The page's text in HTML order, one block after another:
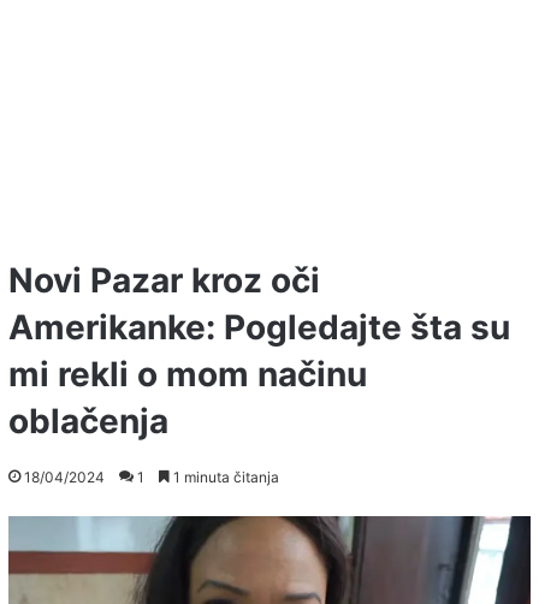
Novi Pazar kroz oči
Amerikanke: Pogledajte šta su
mi rekli o mom načinu
oblačenja
18/04/2024 1 1 minuta čitanja